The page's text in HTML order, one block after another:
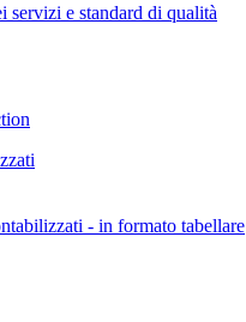
servizi e standard di qualità
- in formato tabellare